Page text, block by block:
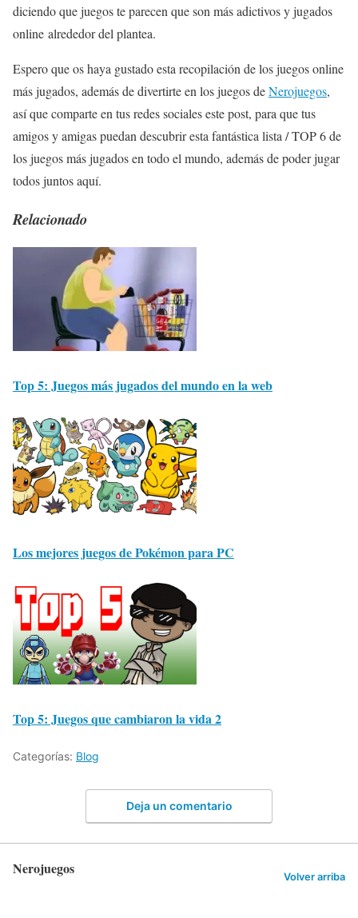
diciendo que juegos te parecen que son más adictivos y jugados
online alrededor del plantea.
Espero que os haya gustado esta recopilación de los juegos online
más jugados, además de divertirte en los juegos deNerojuegos,
así que comparte en tus redes sociales este post, para que tus
amigos y amigas puedan descubrir esta fantástica lista / TOP 6 de
los juegos más jugados en todo el mundo, además de poder jugar
todos juntos aquí.
Relacionado
Top 5: Juegos más jugados del mundo en la web
Los mejores juegos de Pokémon para PC
Top 5: Juegos que cambiaron la vida 2
Categorías: Blog
Deja un comentario
Nerojuegos Volver arriba